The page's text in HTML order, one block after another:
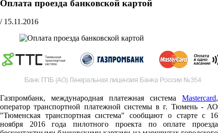
Оплата проезда банковской картой
/ 15.11.2016
Газпромбанк, международная платежная система Mastercard,
оператор транспортной платежной системы в г. Тюмень - АО
"Тюменская транспортная система" сообщают о старте c 16
ноября 2016 года пилотного проекта по оплате проезда